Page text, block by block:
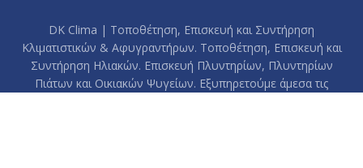
DK Clima | Τοποθέτηση, Επισκευή και Συντήρηση
Κλιματιστικών & Αφυγραντήρων. Τοποθέτηση, Επισκευή και
Συντήρηση Ηλιακών. Επισκευή Πλυντηρίων, Πλυντηρίων
Πιάτων και Οικιακών Ψυγείων. Εξυπηρετούμε άμεσα τις